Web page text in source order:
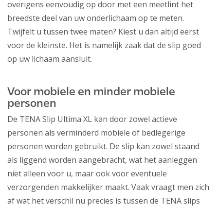
overigens eenvoudig op door met een meetlint het
breedste deel van uw onderlichaam op te meten.
Twijfelt u tussen twee maten? Kiest u dan altijd eerst
voor de kleinste. Het is namelijk zaak dat de slip goed
op uw lichaam aansluit.
Voor mobiele en minder mobiele
personen
De TENA Slip Ultima XL kan door zowel actieve
personen als verminderd mobiele of bedlegerige
personen worden gebruikt. De slip kan zowel staand
als liggend worden aangebracht, wat het aanleggen
niet alleen voor u, maar ook voor eventuele
verzorgenden makkelijker maakt. Vaak vraagt men zich
af wat het verschil nu precies is tussen de TENA slips